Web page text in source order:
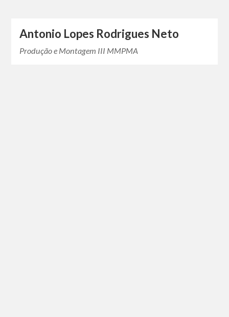
Antonio Lopes Rodrigues Neto
Produção e Montagem III MMPMA